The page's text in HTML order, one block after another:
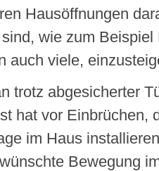
Hausöffnungen
wie zum Beispiel
auch viele,
trotz abgesicherter
hat vor Einbrüchen,
im Haus
Bewegung